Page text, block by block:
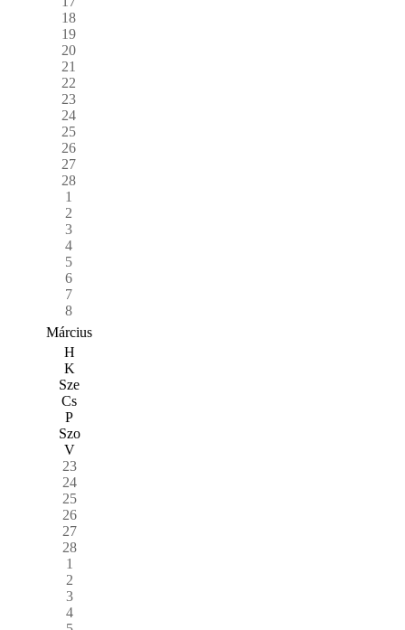
18
19
20
21
22
23
24
25
26
27
28
1
2
3
4
5
6
7
8
Március
H
K
Sze
Cs
P
Szo
V
23
24
25
26
27
28
1
2
3
4